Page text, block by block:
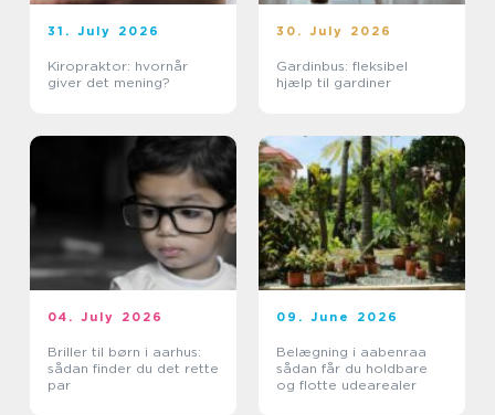
31. July 2026
Kiropraktor: hvornår
giver det mening?
30. July 2026
Gardinbus: fleksibel
hjælp til gardiner
04. July 2026
Briller til børn i aarhus:
sådan finder du det rette
par
09. June 2026
Belægning i aabenraa
sådan får du holdbare
og flotte udearealer